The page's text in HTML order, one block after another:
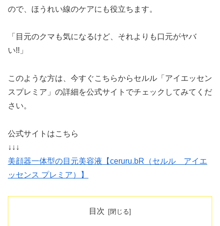
ので、ほうれい線のケアにも役立ちます。
「目元のクマも気になるけど、それよりも口元がヤバ
い!!」
このような方は、今すぐこちらからセルル「アイエッセン
スプレミア」の詳細を公式サイトでチェックしてみてくだ
さい。
公式サイトはこちら
↓↓↓
美顔器一体型の目元美容液【ceruru.bR（セルル アイエ
ッセンス プレミア）】
目次